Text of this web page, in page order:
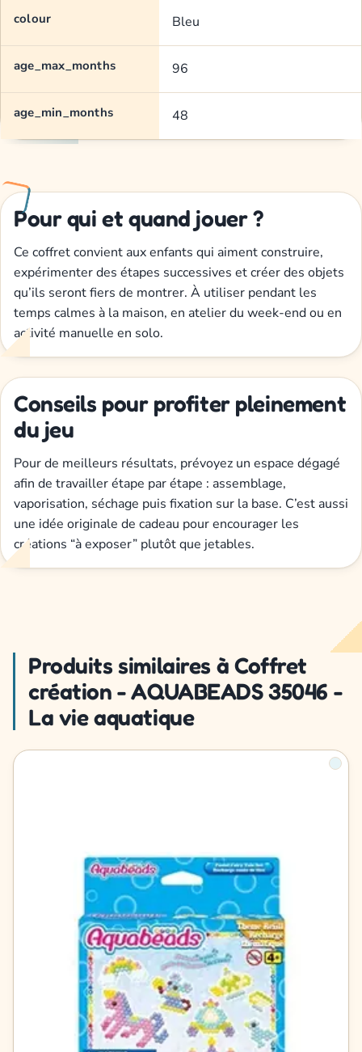
colour Bleu
age_max_months 96
age_min_months 48
Pour qui et quand jouer ?
Ce coffret convient aux enfants qui aiment construire,
expérimenter des étapes successives et créer des objets
qu’ils seront fiers de montrer. À utiliser pendant les
temps calmes à la maison, en atelier du week-end ou en
activité manuelle en solo.
Conseils pour profiter pleinement
du jeu
Pour de meilleurs résultats, prévoyez un espace dégagé
afin de travailler étape par étape : assemblage,
vaporisation, séchage puis fixation sur la base. C’est aussi
une idée originale de cadeau pour encourager les
créations “à exposer” plutôt que jetables.
Produits similaires à Coffret
création - AQUABEADS 35046 -
La vie aquatique